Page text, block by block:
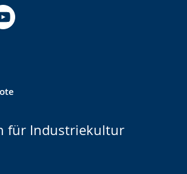
für Industriekultur